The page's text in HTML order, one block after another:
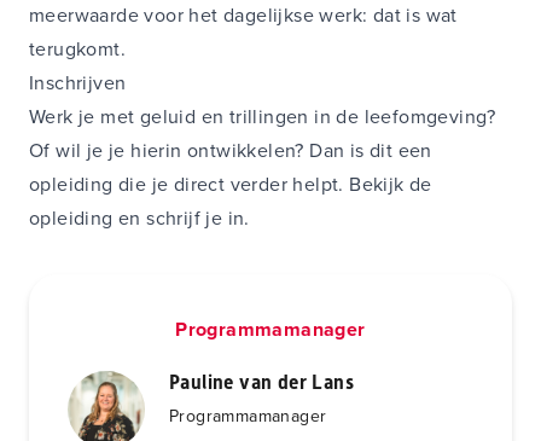
meerwaarde voor het dagelijkse werk: dat is wat
terugkomt.
Inschrijven
Werk je met geluid en trillingen in de leefomgeving?
Of wil je je hierin ontwikkelen? Dan is dit een
opleiding die je direct verder helpt. Bekijk de
opleiding en schrijf je in.
Programmamanager
Pauline van der Lans
Programmamanager